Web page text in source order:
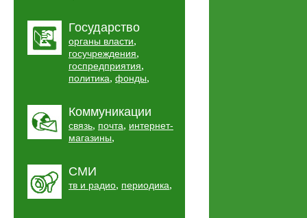
Государство
органы власти,
госучреждения,
госпредприятия,
политика, фонды,
Коммуникации
связь, почта, интернет-
магазины,
СМИ
тв и радио, периодика,